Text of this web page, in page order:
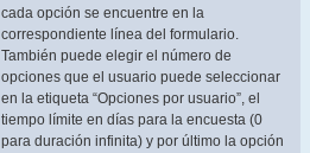
cada opción se encuentre en la
correspondiente línea del formulario.
También puede elegir el número de
opciones que el usuario puede seleccionar
en la etiqueta “Opciones por usuario”, el
tiempo límite en días para la encuesta (0
para duración infinita) y por último la opción